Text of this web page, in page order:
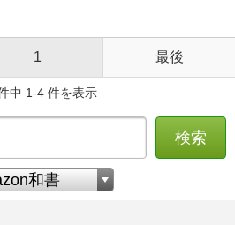
1 最後
中 1-4 件を表示
検索